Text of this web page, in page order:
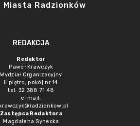
Miasta Radzionków
REDAKCJA
Redaktor
Paweł Krawczyk
Wydział Organizacyjny
II piętro, pokój nr 14
tel. 32 388 71 48
e-mail:
Zastępca Redaktora
Magdalena Synecka